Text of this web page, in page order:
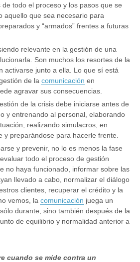
todo el proceso y los pasos que se
aquello que sea necesario para
y “armados” frentes a futuras
relevante en la gestión de una
Son muchos los resortes de la
activarse junto a ella. Lo que sí está
de la comunicación en
agravar sus consecuencias.
de la crisis debe iniciarse antes de
y entrenando al personal, elaborando
realizando simulacros, en
y preparándose para hacerle frente.
y prevenir, no lo es menos la fase
todo el proceso de gestión
no haya funcionado, informar sobre las
llevado a cabo, normalizar el diálogo
clientes, recuperar el crédito y la
vemos, la comunicación juega un
durante, sino también después de la
de equilibrio y normalidad anterior a
cuando se mide contra un